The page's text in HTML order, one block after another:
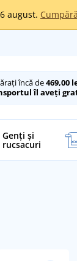
august.
încă de469,00
îl aveți
Genți și
rucsacuri